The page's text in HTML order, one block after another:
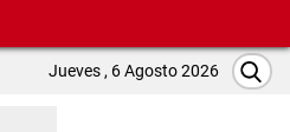
Jueves , 6 Agosto 2026